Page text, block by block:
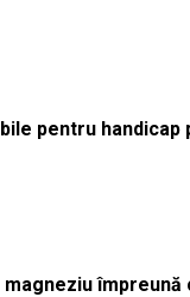
pentru